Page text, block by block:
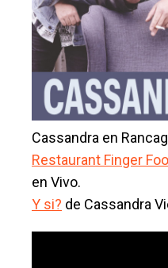
Cassandra en
Restaurant Finger
en Vivo.
Y si? de Cassandra